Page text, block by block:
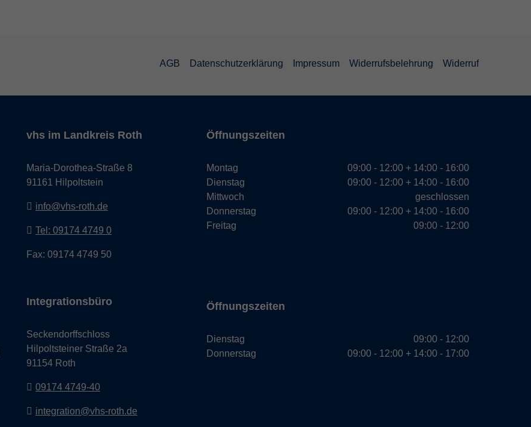
AGB Datenschutzerklärung Impressum Widerrufsbelehrung Widerruf
vhs im Landkreis Roth
Maria-Dorothea-Straße 8
91161 Hilpoltstein
info@vhs-roth.de
Tel: 09174 4749 0
Fax: 09174 4749 50
Integrationsbüro
Seckendorffschloss
Hilpoltsteiner Straße 2a
91154 Roth
09174 4749-40
integration@vhs-roth.de
Öffnungszeiten
Montag
Dienstag
Mittwoch
Donnerstag
Freitag
09:00 - 12:00 + 14:00 - 16:00
09:00 - 12:00 + 14:00 - 16:00
geschlossen
09:00 - 12:00 + 14:00 - 16:00
09:00 - 12:00
Öffnungszeiten
Dienstag
Donnerstag
09:00 - 12:00
09:00 - 12:00 + 14:00 - 17:00